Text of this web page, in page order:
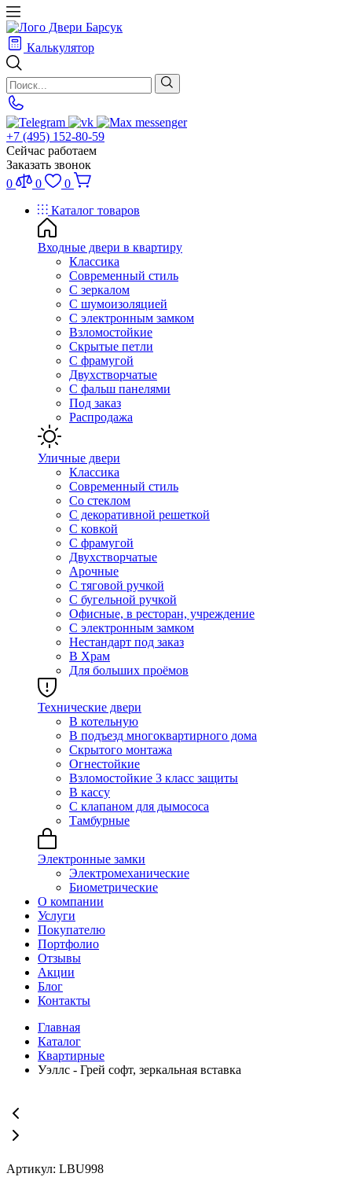
Калькулятор
+7 (495) 152-80-59
Сейчас работаем
Заказать звонок
0
0
0
Каталог товаров
Входные двери в квартиру
Классика
Современный стиль
С зеркалом
С шумоизоляцией
С электронным замком
Взломостойкие
Скрытые петли
С фрамугой
Двухстворчатые
С фальш панелями
Под заказ
Распродажа
Уличные двери
Классика
Современный стиль
Со стеклом
С декоративной решеткой
С ковкой
С фрамугой
Двухстворчатые
Арочные
С тяговой ручкой
С бугельной ручкой
Офисные, в ресторан, учреждение
С электронным замком
Нестандарт под заказ
В Храм
Для больших проёмов
Технические двери
В котельную
В подъезд многоквартирного дома
Скрытого монтажа
Огнестойкие
Взломостойкие 3 класс защиты
В кассу
С клапаном для дымососа
Тамбурные
Электронные замки
Электромеханические
Биометрические
О компании
Услуги
Покупателю
Портфолио
Отзывы
Акции
Блог
Контакты
Главная
Каталог
Квартирные
Уэллс - Грей софт, зеркальная вставка
Артикул: LBU998